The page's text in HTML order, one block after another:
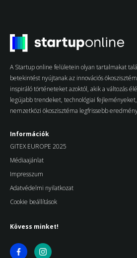
A Startup online felületein olyan tartalmakat
betekintést nyújtanak az innovációs
inspiráló történeteket azoktól, akik a változás
legújabb trendeket, technológiai
nemzetközi ökoszisztéma legfrissebb
Információk
GITEX EUROPE 2025
Médiaajánlat
Impresszum
Adatvédelmi nyilatkozat
Cookie beállítások
Kövess minket!